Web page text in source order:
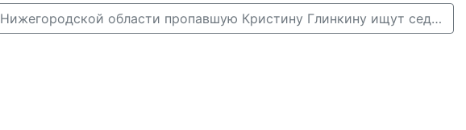
В Нижегородской области пропавшую Кристину Глинкину ищут седьмой день →